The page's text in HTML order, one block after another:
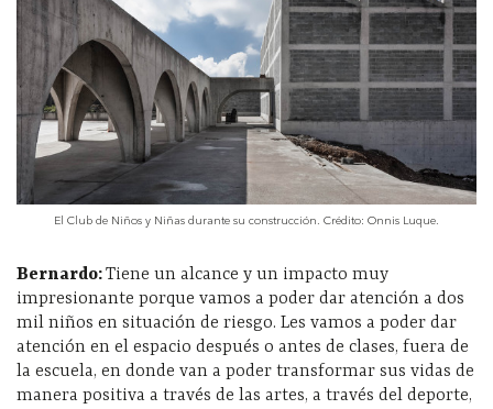
El Club de Niños y Niñas durante su construcción. Crédito: Onnis Luque.
Bernardo:Tiene un alcance y un impacto muy
impresionante porque vamos a poder dar atención a dos
mil niños en situación de riesgo. Les vamos a poder dar
atención en el espacio después o antes de clases, fuera de
la escuela, en donde van a poder transformar sus vidas de
manera positiva a través de las artes, a través del deporte,